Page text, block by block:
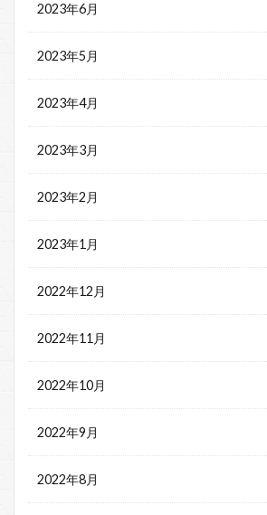
2023年6月
2023年5月
2023年4月
2023年3月
2023年2月
2023年1月
2022年12月
2022年11月
2022年10月
2022年9月
2022年8月